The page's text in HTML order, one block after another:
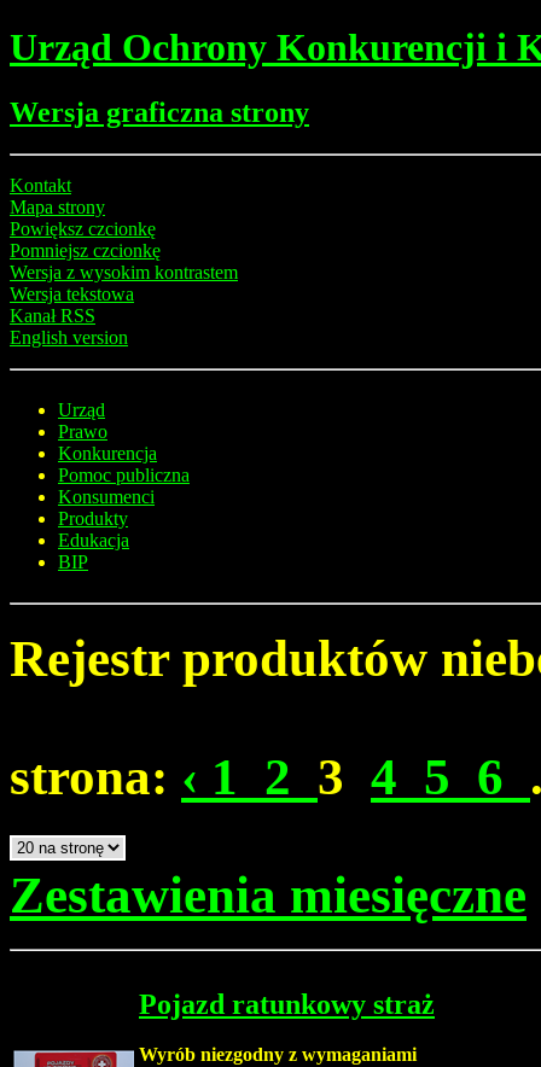
Urząd Ochrony Konkurencji i
Wersja graficzna strony
Kontakt
Mapa strony
Powiększ czcionkę
Pomniejsz czcionkę
Wersja z wysokim kontrastem
Wersja tekstowa
Kanał RSS
English version
Urząd
Prawo
Konkurencja
Pomoc publiczna
Konsumenci
Produkty
Edukacja
BIP
Rejestr produktów
strona: ‹ 1 2 3 4 5 6
Zestawienia miesięczne
Pojazd ratunkowy straż
Wyrób niezgodny z wymaganiami